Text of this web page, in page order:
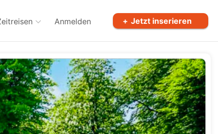
Anmelden Jetzt inserieren